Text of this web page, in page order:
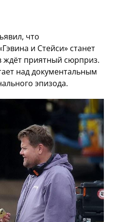
что
и Стейси» станет
ждёт приятный сюрприз.
над документальным
эпизода.